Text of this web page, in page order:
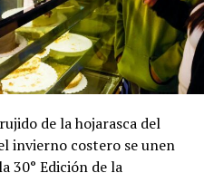
de la hojarasca del
invierno costero se unen
30° Edición de la